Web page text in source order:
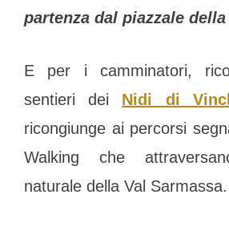
partenza dal piazzale
E per i camminatori,
sentieri dei Nidi di
ricongiunge ai percorsi
Walking che
naturale della Val Sarmassa.